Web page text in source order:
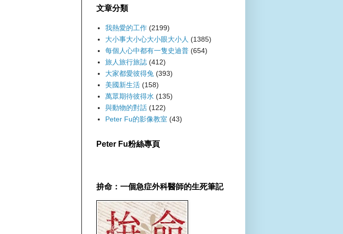
文章分類
我熱愛的工作 (2199)
大小事大小心大小眼大小人 (1385)
每個人心中都有一隻史迪普 (654)
旅人旅行旅誌 (412)
大家都愛彼得兔 (393)
美國新生活 (158)
萬眾期待彼得水 (135)
與動物的對話 (122)
Peter Fu的影像教室 (43)
Peter Fu粉絲專頁
拚命：一個急症外科醫師的生死筆記